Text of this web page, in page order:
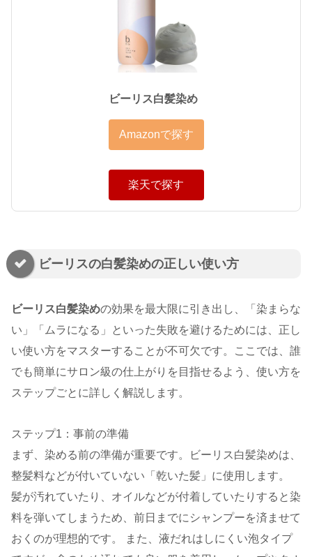
ビーリス白髪染め
Amazonで探す
楽天で探す
ビーリスの白髪染めの正しい使い方
ビーリス白髪染めの効果を最大限に引き出し、「染まらな
い」「ムラになる」といった失敗を避けるためには、正し
い使い方をマスターすることが不可欠です。ここでは、誰
でも簡単にサロン級の仕上がりを目指せるよう、使い方を
ステップごとに詳しく解説します。
ステップ1：事前の準備
まず、染める前の準備が重要です。ビーリス白髪染めは、
整髪料などが付いていない「乾いた髪」に使用します。
髪が汚れていたり、オイルなどが付着していたりすると染
料を弾いてしまうため、前日までにシャンプーを済ませて
おくのが理想的です。 また、液だれはしにくい泡タイプ